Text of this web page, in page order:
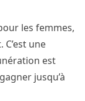
les femmes,
une
est
jusqu’à